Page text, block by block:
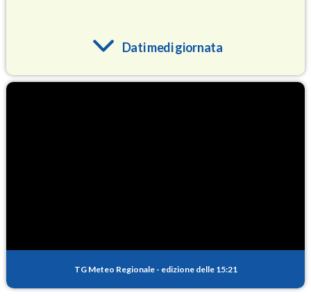
Dati medi giornata
PM25
TG Meteo Regionale - edizione delle 15:21